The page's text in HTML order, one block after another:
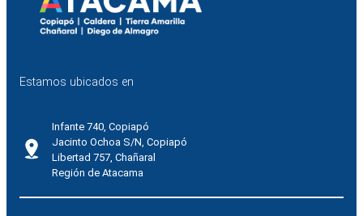
Estamos ubicados en
Infante 740, Copiapó
Jacinto Ochoa S/N, Copiapó
Libertad 757, Chañaral
Región de Atacama